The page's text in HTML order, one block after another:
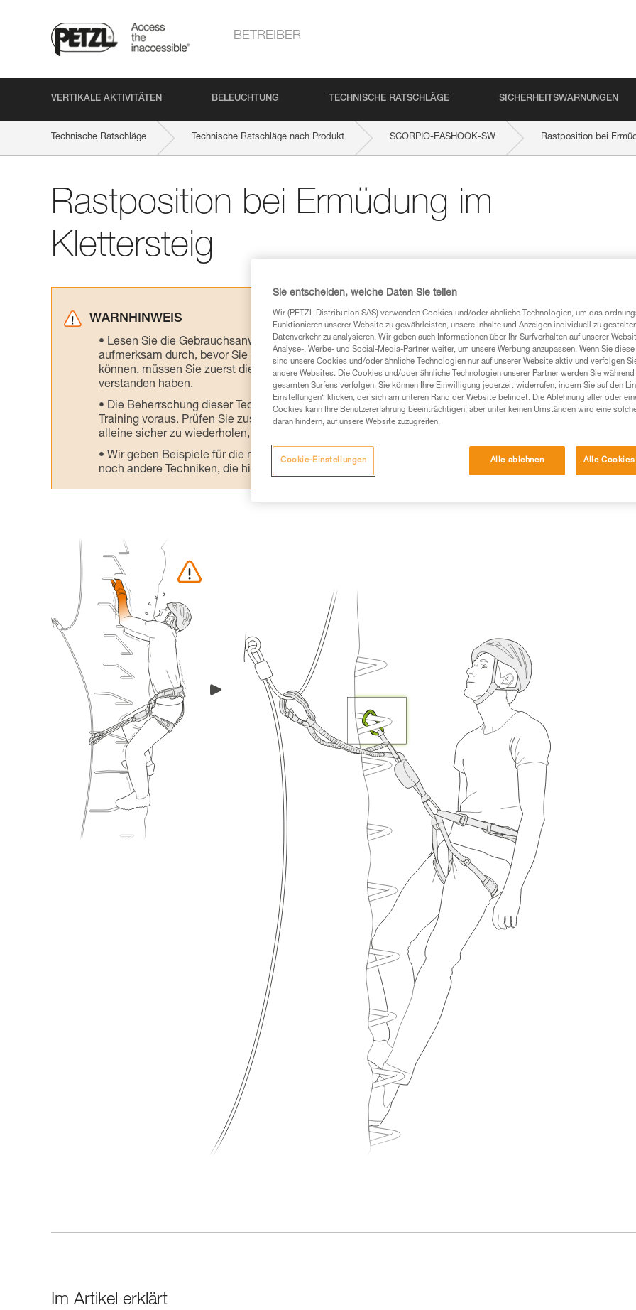
BETREIBER
VERTIKALE AKTIVITÄTEN BELEUCHTUNG TECHNISCHE RATSCHLÄGE SICHERHEITSWARNUNGEN
Technische Ratschläge Technische Ratschläge nach Produkt SCORPIO-EASHOOK-SW Rastposition bei
Rastposition bei Ermüdung im
Klettersteig
WARNHINWEIS
Lesen Sie die Gebrauchsanweisungen der Produkte, um die es in diesem Tech Tipp geht,
aufmerksam durch, bevor Sie diesen zu Rate ziehen. Um diese Zusatzinformationen verstehen zu
können, müssen Sie zuerst die in der Gebrauchsanweisung enthaltenen Informationen richtig
verstanden haben.
Die Beherrschung dieser Techniken setzt eine entsprechende Ausbildung und ein spezielles
Training voraus. Prüfen Sie zusammen mit einem Profi, ob Sie in der Lage sind, den Vorgang
alleine sicher zu wiederholen, bevor Sie ihn eigenständig durchführen.
Wir geben Beispiele für die mit Ihrer Aktivität verbundenen Techniken. Möglicherweise gibt es
noch andere Techniken, die hier nicht beschrieben werden.
Im Artikel erklärt
Sie entscheiden, welche Daten Sie teilen
Wir (PETZL Distribution SAS) verwenden Cookies und/oder ähnliche Technologien, um das
Funktionieren unserer Website zu gewährleisten, unsere Inhalte und Anzeigen individuell zu
Datenverkehr zu analysieren. Wir geben auch Informationen über Ihr Surfverhalten auf unserer
Analyse-, Werbe- und Social-Media-Partner weiter, um unsere Werbung anzupassen. Wenn Sie
sind unsere Cookies und/oder ähnliche Technologien nur auf unserer Website aktiv und verfolgen
andere Websites. Die Cookies und/oder ähnliche Technologien unserer Partner werden Sie während
gesamten Surfens verfolgen. Sie können Ihre Einwilligung jederzeit widerrufen, indem Sie auf den
Einstellungen“ klicken, der sich am unteren Rand der Website befindet. Die Ablehnung aller oder
Cookies kann Ihre Benutzererfahrung beeinträchtigen, aber unter keinen Umständen wird eine
daran hindern, auf unsere Website zuzugreifen.
Alle ablehnen Alle Cookies
Cookie-Einstellungen